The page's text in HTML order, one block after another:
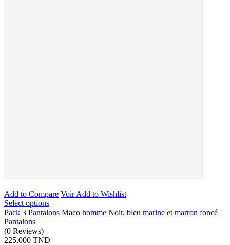
Add to Compare VoirAdd to Wishlist
Select options
Pack 3 Pantalons Maco homme Noir, bleu marine et marron foncé
Pantalons
(0 Reviews)
225,000 TND